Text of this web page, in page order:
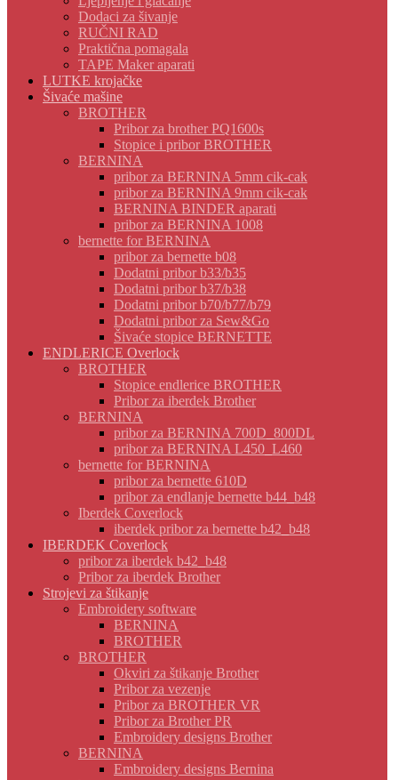
Dodaci za šivanje
RUČNI RAD
Praktična pomagala
TAPE Maker aparati
LUTKE krojačke
Šivaće mašine
BROTHER
Pribor za brother PQ1600s
Stopice i pribor BROTHER
BERNINA
pribor za BERNINA 5mm cik-cak
pribor za BERNINA 9mm cik-cak
BERNINA BINDER aparati
pribor za BERNINA 1008
bernette for BERNINA
pribor za bernette b08
Dodatni pribor b33/b35
Dodatni pribor b37/b38
Dodatni pribor b70/b77/b79
Dodatni pribor za Sew&Go
Šivaće stopice BERNETTE
ENDLERICE Overlock
BROTHER
Stopice endlerice BROTHER
Pribor za iberdek Brother
BERNINA
pribor za BERNINA 700D_800DL
pribor za BERNINA L450_L460
bernette for BERNINA
pribor za bernette 610D
pribor za endlanje bernette b44_b48
Iberdek Coverlock
iberdek pribor za bernette b42_b48
IBERDEK Coverlock
pribor za iberdek b42_b48
Pribor za iberdek Brother
Strojevi za štikanje
Embroidery software
BERNINA
BROTHER
BROTHER
Okviri za štikanje Brother
Pribor za vezenje
Pribor za BROTHER VR
Pribor za Brother PR
Embroidery designs Brother
BERNINA
Embroidery designs Bernina